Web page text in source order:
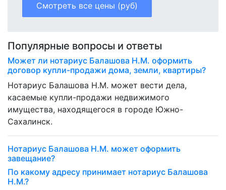
Смотреть все цены (руб)
Популярные вопросы и ответы
Может ли нотариус Балашова Н.М. оформить
договор купли-продажи дома, земли, квартиры?
Нотариус Балашова Н.М. может вести дела,
касаемые купли-продажи недвижимого
имущества, находящегося в городе Южно-
Сахалинск.
Нотариус Балашова Н.М. может оформить
завещание?
По какому адресу принимает нотариус Балашова
Н.М.?